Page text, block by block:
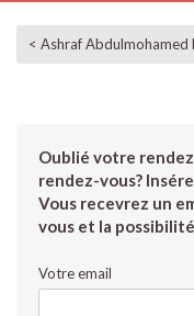
< Ashraf Abdulmohamed
Oublié votre
rendez-vous?
Vous recevrez un
vous et la
Votre email